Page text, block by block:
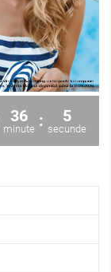
36
minute : 3
secunde